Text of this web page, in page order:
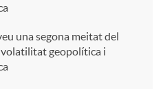
una segona meitat del
volatilitat geopolítica i